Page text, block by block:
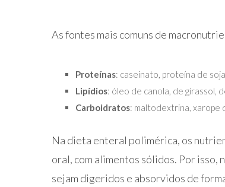
As fontes mais comuns de
Proteínas: caseinato, proteína de
Lipídios: óleo de canola, de girassol,
Carboidratos: maltodextrina, xarope
Na dieta enteral polimérica, os
oral, com alimentos sólidos. Por
sejam digeridos e absorvidos de